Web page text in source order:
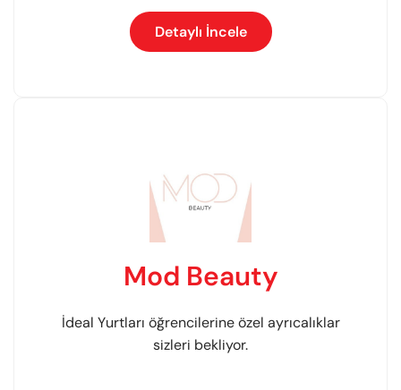
Detaylı İncele
Mod Beauty
İdeal Yurtları öğrencilerine özel ayrıcalıklar
sizleri bekliyor.